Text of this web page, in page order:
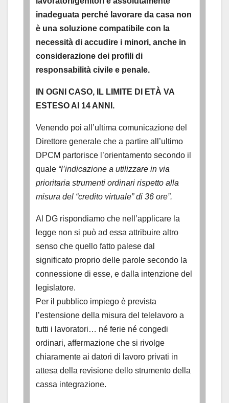
inadeguata perché lavorare da casa non
è una soluzione compatibile con la
necessità di accudire i minori, anche in
considerazione dei profili di
responsabilità civile e penale.
IN OGNI CASO, IL LIMITE DI ETÀ VA
ESTESO AI 14 ANNI.
Venendo poi all’ultima comunicazione del
Direttore generale che a partire all’ultimo
DPCM partorisce l’orientamento secondo il
quale “l’indicazione a utilizzare in via
prioritaria strumenti ordinari rispetto alla
misura del “credito virtuale” di 36 ore”.
Al DG rispondiamo che nell’applicare la
legge non si può ad essa attribuire altro
senso che quello fatto palese dal
significato proprio delle parole secondo la
connessione di esse, e dalla intenzione del
legislatore.
Per il pubblico impiego è prevista
l’estensione della misura del telelavoro a
tutti i lavoratori… né ferie né congedi
ordinari, affermazione che si rivolge
chiaramente ai datori di lavoro privati in
attesa della revisione dello strumento della
cassa integrazione.